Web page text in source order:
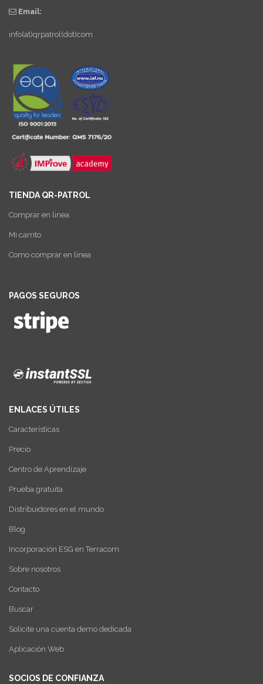
Email:
info(at)qrpatrol(dot)com
TIENDA QR-PATROL
Comprar en linea
Mi carrito
Como comprar en linea
PAGOS SEGUROS
ENLACES ÚTILES
Características
Precio
Centro de Aprendizaje
Prueba gratuita
Distribuidores en el mundo
Blog
Incorporación ESG en Terracom
Sobre nosotros
Contacto
Buscar
Solicite una cuenta demo dedicada
Aplicación Web
SOCIOS DE CONFIANZA